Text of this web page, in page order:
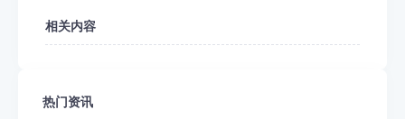
相关内容
热门资讯